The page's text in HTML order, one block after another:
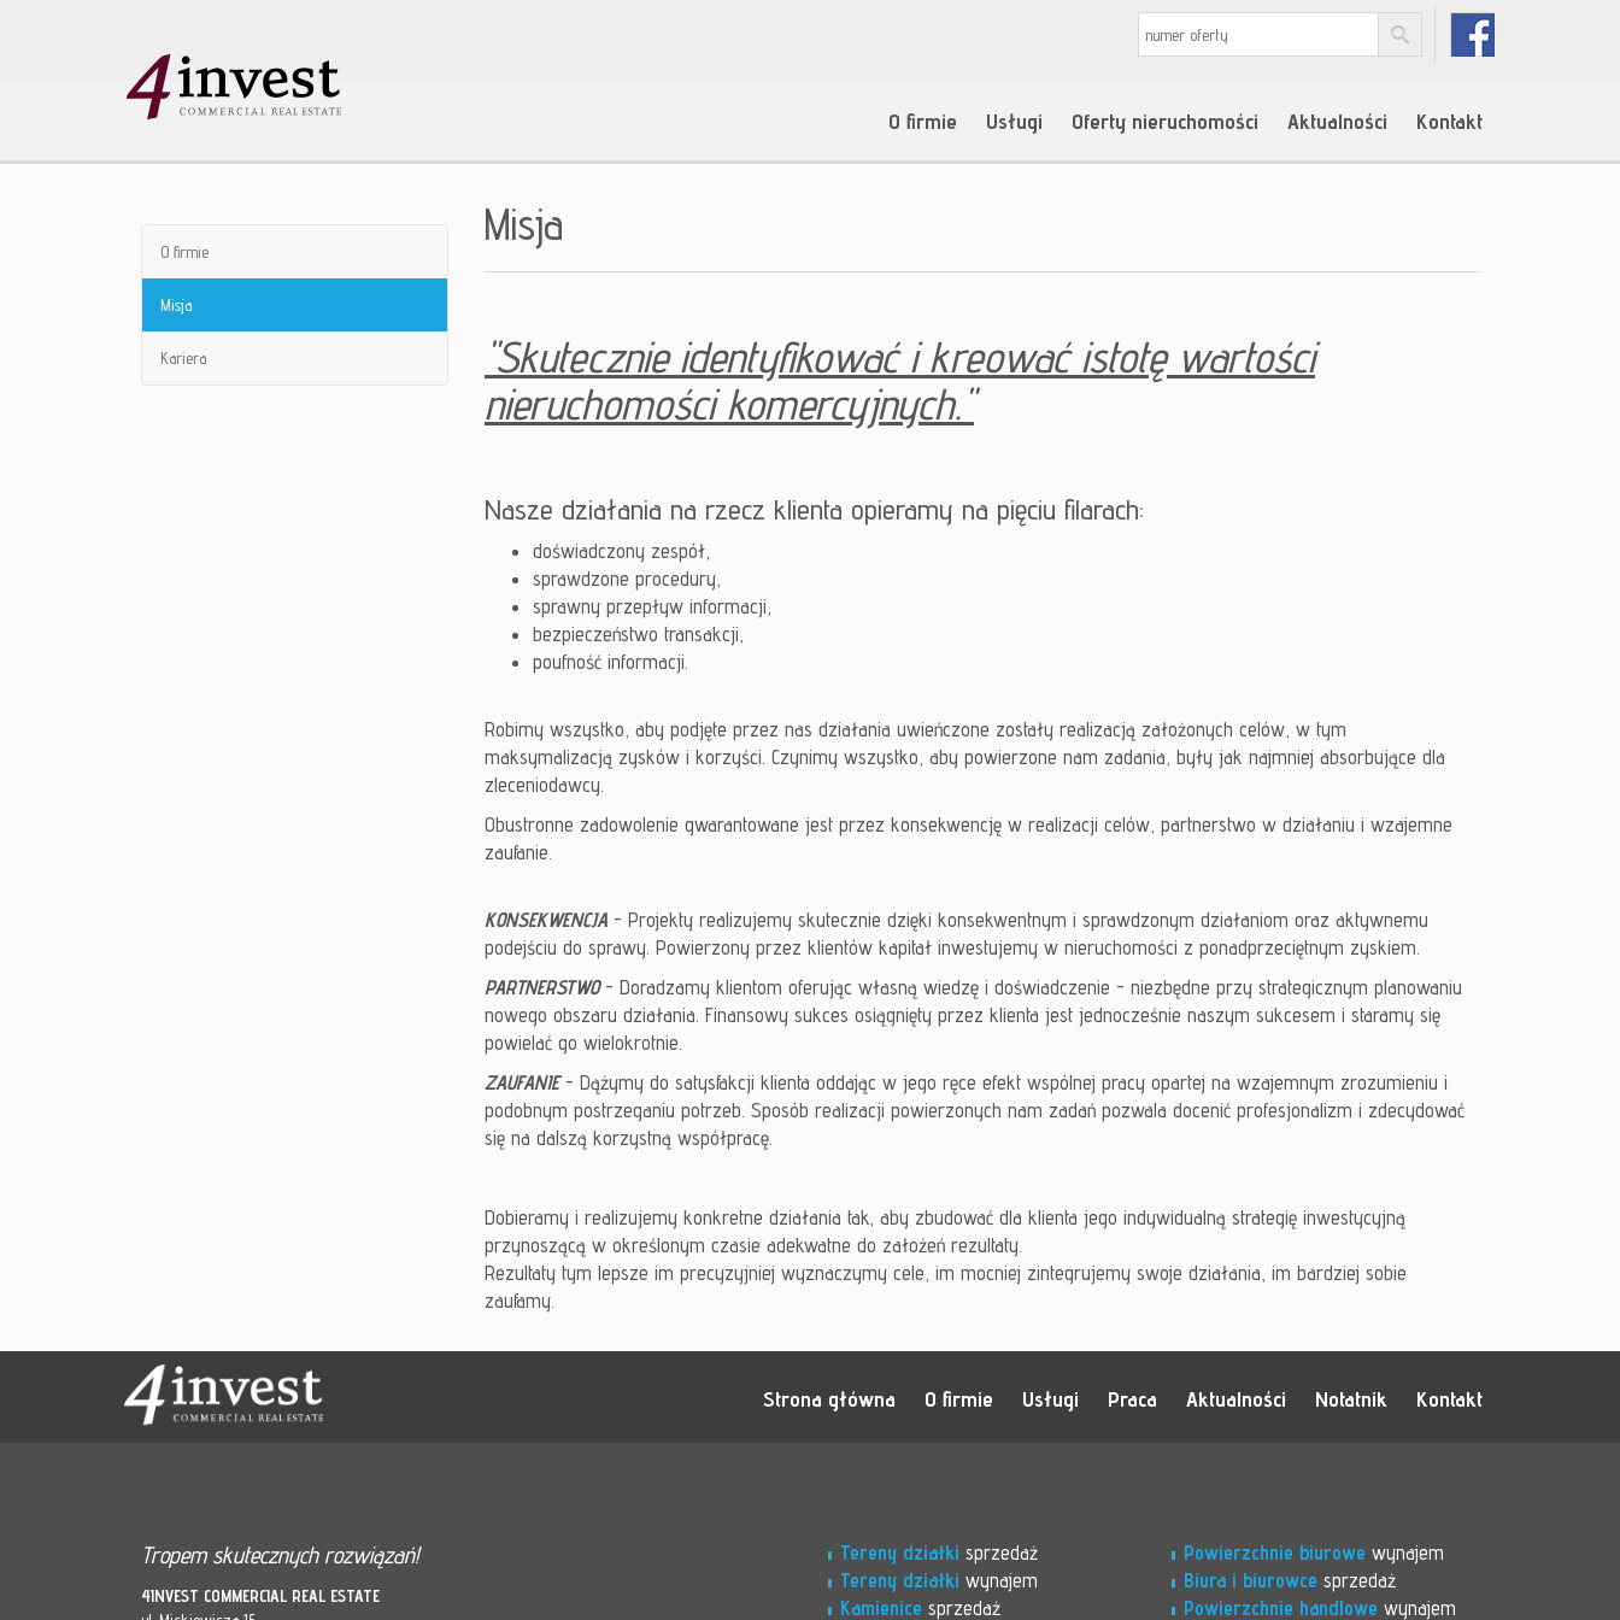
O firmie Usługi Oferty nieruchomości Aktualności Kontakt
O firmie
Misja
Kariera
Misja
"Skutecznie identyfikować i kreować istotę wartości
nieruchomości komercyjnych."
Nasze działania na rzecz klienta opieramy na pięciu filarach:
doświadczony zespół,
sprawdzone procedury,
sprawny przepływ informacji,
bezpieczeństwo transakcji,
poufność informacji.
Robimy wszystko, aby podjęte przez nas działania uwieńczone zostały realizacją założonych celów, w tym
maksymalizacją zysków i korzyści. Czynimy wszystko, aby powierzone nam zadania, były jak najmniej absorbujące dla
zleceniodawcy.
Obustronne zadowolenie gwarantowane jest przez konsekwencję w realizacji celów, partnerstwo w działaniu i wzajemne
zaufanie.
KONSEKWENCJA - Projekty realizujemy skutecznie dzięki konsekwentnym i sprawdzonym działaniom oraz aktywnemu
podejściu do sprawy. Powierzony przez klientów kapitał inwestujemy w nieruchomości z ponadprzeciętnym zyskiem.
PARTNERSTWO - Doradzamy klientom oferując własną wiedzę i doświadczenie - niezbędne przy strategicznym planowaniu
nowego obszaru działania. Finansowy sukces osiągnięty przez klienta jest jednocześnie naszym sukcesem i staramy się
powielać go wielokrotnie.
ZAUFANIE - Dążymy do satysfakcji klienta oddając w jego ręce efekt wspólnej pracy opartej na wzajemnym zrozumieniu i
podobnym postrzeganiu potrzeb. Sposób realizacji powierzonych nam zadań pozwala docenić profesjonalizm i zdecydować
się na dalszą korzystną współpracę.
Dobieramy i realizujemy konkretne działania tak, aby zbudować dla klienta jego indywidualną strategię inwestycyjną
przynoszącą w określonym czasie adekwatne do założeń rezultaty.
Rezultaty tym lepsze im precyzyjniej wyznaczymy cele, im mocniej zintegrujemy swoje działania, im bardziej sobie
zaufamy.
Strona główna O firmie Usługi Praca Aktualności Notatnik Kontakt
Tropem skutecznych rozwiązań!
4INVEST COMMERCIAL REAL ESTATE
Tereny działki sprzedaż
Tereny działki wynajem
Kamienice sprzedaż
Powierzchnie biurowe wynajem
Biura i biurowce sprzedaż
Powierzchnie handlowe wynajem